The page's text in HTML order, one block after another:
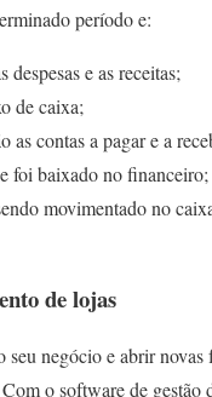
período e:
despesas e as receitas;
de caixa;
as contas a pagar e a
foi baixado no financeiro;
movimentado no
de lojas
seu negócio e abrir novas
o software de gestão